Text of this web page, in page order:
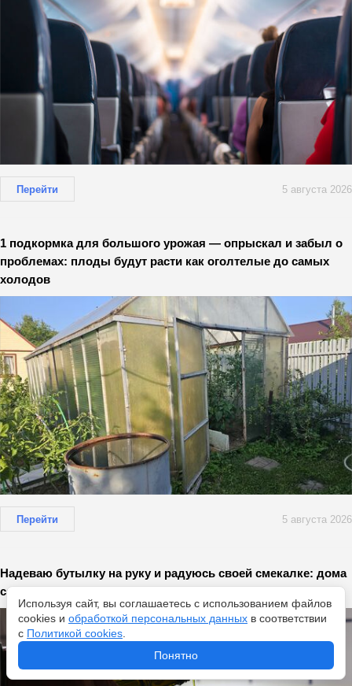
Перейти 5 августа 2026
1 подкормка для большого урожая — опрыскал и забыл о
проблемах: плоды будут расти как оголтелые до самых
холодов
Перейти 5 августа 2026
Надеваю бутылку на руку и радуюсь своей смекалке: дома
смеются, но эффект обалденный
Используя сайт, вы соглашаетесь с использованием файлов
cookies и обработкой персональных данных в соответствии
с Политикой cookies
Понятно